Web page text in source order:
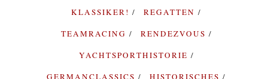
KLASSIKER!
REGATTEN
TEAMRACING
RENDEZVOUS
YACHTSPORTHISTORIE
GERMANCLASSICS
HISTORISCHES